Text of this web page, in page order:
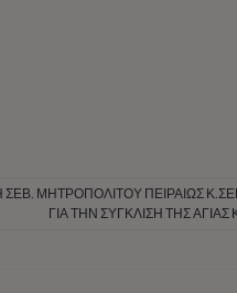
ΣΕΒ. ΜΗΤΡΟΠΟΛΊΤΟΥ ΠΕΙΡΑΙΏΣ
ΓΙΑ ΤΗΝ ΣΎΓΚΛΙΣΗ ΤΗΣ